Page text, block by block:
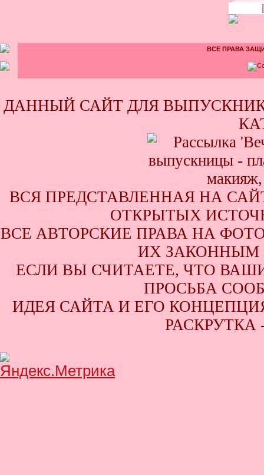
ВСЕ ПРАВА
ДАННЫЙ САЙТ ДЛЯ
ВСЯ ПРЕДСТАВЛЕННАЯ НА
ОТКРЫТЫХ
ВСЕ АВТОРСКИЕ ПРАВА НА
ИХ ЗАКОННЫМ
ЕСЛИ ВЫ СЧИТАЕТЕ, ЧТО
ПРОСЬБА
ИДЕЯ САЙТА И ЕГО КОНЦЕПЦИЯ
РАСКРУТКА -